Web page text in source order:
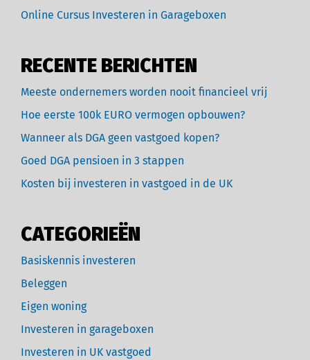
Online Cursus Investeren in Garageboxen
RECENTE BERICHTEN
Meeste ondernemers worden nooit financieel vrij
Hoe eerste 100k EURO vermogen opbouwen?
Wanneer als DGA geen vastgoed kopen?
Goed DGA pensioen in 3 stappen
Kosten bij investeren in vastgoed in de UK
CATEGORIEËN
Basiskennis investeren
Beleggen
Eigen woning
Investeren in garageboxen
Investeren in UK vastgoed